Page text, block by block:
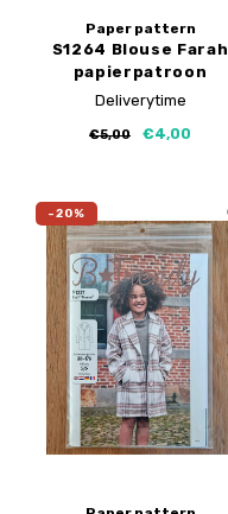
Paper pattern
S1264 Blouse Farah
papierpatroon
Deliverytime
€5,00 €4,00
-20%